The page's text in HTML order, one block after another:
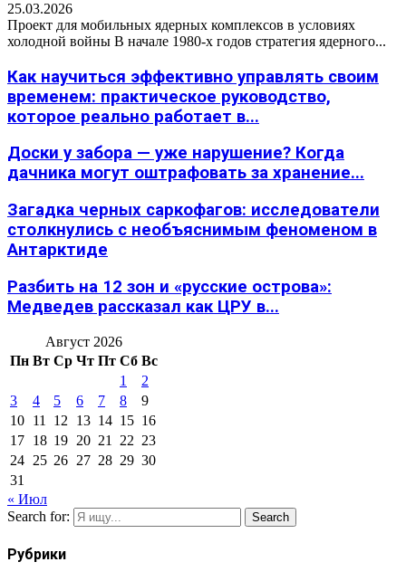
25.03.2026
Проект для мобильных ядерных комплексов в условиях
холодной войны В начале 1980-х годов стратегия ядерного...
Как научиться эффективно управлять своим
временем: практическое руководство,
которое реально работает в...
Доски у забора — уже нарушение? Когда
дачника могут оштрафовать за хранение...
Загадка черных саркофагов: исследователи
столкнулись с необъяснимым феноменом в
Антарктиде
Разбить на 12 зон и «русские острова»:
Медведев рассказал как ЦРУ в...
Август 2026
Пн Вт Ср Чт Пт Сб Вс
1
2
3
4 5 6 7 8
9
10 11 12 13 14 15 16
17 18 19 20 21 22 23
24 25 26 27 28 29 30
31
« Июл
Search for:
Search
Рубрики